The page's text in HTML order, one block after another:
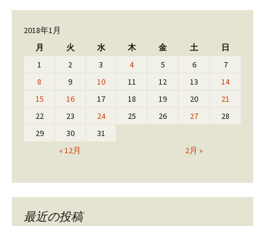
2018年1月
月
火 水 木 金 土 日
« 12月 2月 »
1 2 3 4 5 6
7
8
9 10 11 12 13
14
15
16 17 18 19 20
21
22
23 24 25 26 27
28
29
30 31
最近の投稿